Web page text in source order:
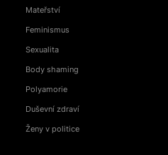
Mateřství
Feminismus
Sexualita
Body shaming
Polyamorie
Duševní zdraví
Ženy v politice